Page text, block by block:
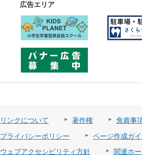
広告エリア
リンクについて 著作権
免責事
プライバシーポリシー
ページ作成ガ
ウェブアクセシビリティ方針
関連ホ